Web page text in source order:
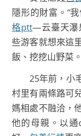
隱形的財富。“
格ptt—云臺天瀑
些游客就想來這
飯、挖挖山野菜
25年前，小毛
村里有兩條路可
媽相處不融洽，
他的母親。以